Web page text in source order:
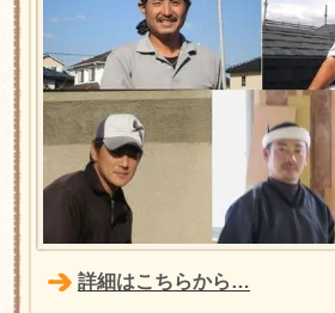
詳細はこちらから…